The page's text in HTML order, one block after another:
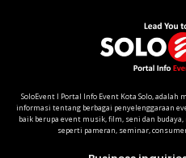
SoloEvent I Portal Info Event Kota Solo,
informasi tentang berbagai penyelenggaraan
baik berupa event musik, film, seni dan
seperti pameran, seminar,